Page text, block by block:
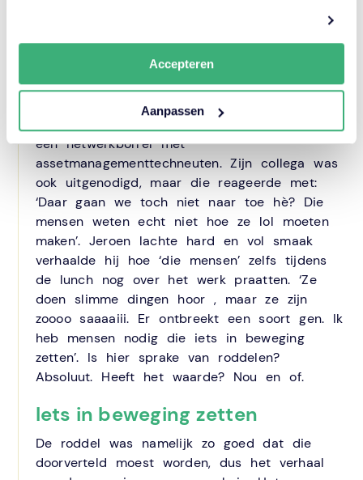
Accepteren
Aanpassen
communicatiekanaal.
Techneuten zijn zoooo saaaiii!
Een voorbeeld: Laatst vertelde Jeroen ons
een netwerkborrel met
assetmanagementtechneuten. Zijn collega was
ook uitgenodigd, maar die reageerde met:
‘Daar gaan we toch niet naar toe hè? Die
mensen weten echt niet hoe ze lol moeten
maken’. Jeroen lachte hard en vol smaak
verhaalde hij hoe ‘die mensen’ zelfs tijdens
de lunch nog over het werk praatten. ‘Ze
doen slimme dingen hoor , maar ze zijn
zoooo saaaaiii. Er ontbreekt een soort gen. Ik
heb mensen nodig die iets in beweging
zetten’. Is hier sprake van roddelen?
Absoluut. Heeft het waarde? Nou en of.
Iets in beweging zetten
De roddel was namelijk zo goed dat die
doorverteld moest worden, dus het verhaal